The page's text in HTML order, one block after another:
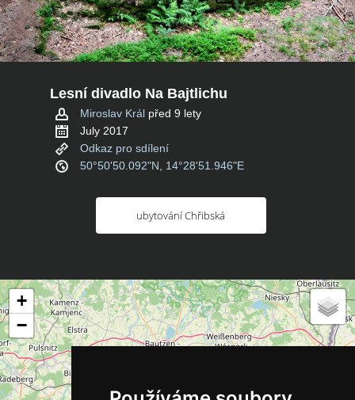
Lesní divadlo Na Bajtlichu
Miroslav Král před 9 lety
July 2017
Odkaz pro sdílení
50°50'50.092"N, 14°28'51.946"E
ubytování Chřibská
+
−